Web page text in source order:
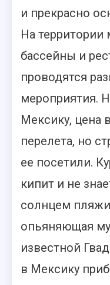
и прекрасно
На территории
бассейны и
проводятся
мероприятия.
Мексику, цена
перелета, но
ее посетили.
кипит и не
солнцем
опьяняющая
известной
в Мексику